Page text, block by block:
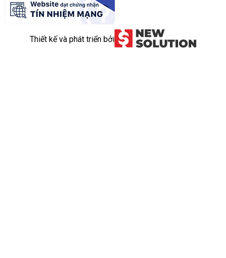
Thiết kế và phát triển bởi